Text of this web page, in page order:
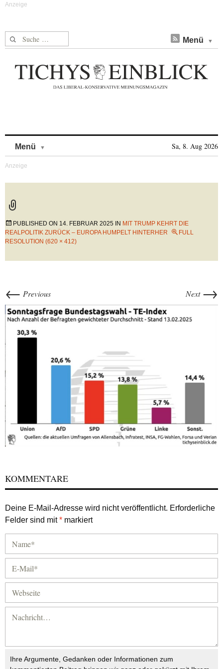
Suche nach: Menü
Menü Sa, 8. Aug 2026
PUBLISHED ON 14. FEBRUAR 2025 IN MIT TRUMP KEHRT DIE
REALPOLITIK ZURÜCK – EUROPA HUMPELT HINTERHER
FULL
RESOLUTION (620 × 412)
← Previous Next →
KOMMENTARE
Deine E-Mail-Adresse wird nicht veröffentlicht. Erforderliche
Felder sind mit* markiert
Ihre Argumente, Gedanken oder Informationen zum